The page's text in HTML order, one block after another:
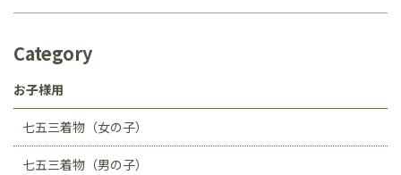
Category
お子様用
七五三着物（女の子）
七五三着物（男の子）